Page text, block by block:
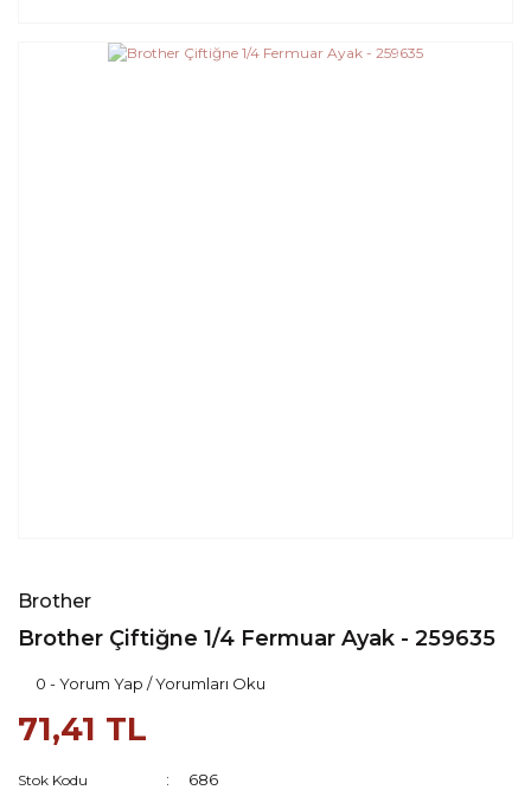
Brother
Brother Çiftiğne 1/4 Fermuar Ayak - 259635
0 - Yorum Yap / Yorumları Oku
71,41 TL
Stok Kodu 686